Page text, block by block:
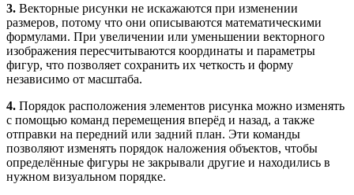
3. Векторные рисунки не искажаются при изменении
размеров, потому что они описываются математическими
формулами. При увеличении или уменьшении векторного
изображения пересчитываются координаты и параметры
фигур, что позволяет сохранить их четкость и форму
независимо от масштаба.
4. Порядок расположения элементов рисунка можно изменять
с помощью команд перемещения вперёд и назад, а также
отправки на передний или задний план. Эти команды
позволяют изменять порядок наложения объектов, чтобы
определённые фигуры не закрывали другие и находились в
нужном визуальном порядке.